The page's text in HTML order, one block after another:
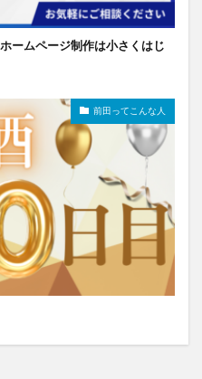
ームページ制作は小さくはじ
前田ってこんな人